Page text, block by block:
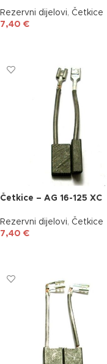
Rezervni dijelovi, Četkice
7,40 €
Četkice – AG 16-125 XC
Rezervni dijelovi, Četkice
7,40 €